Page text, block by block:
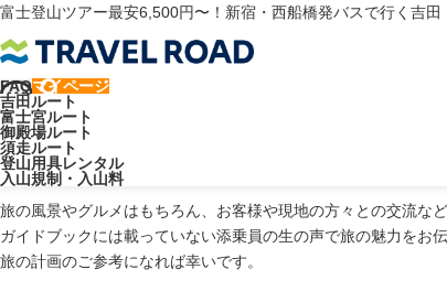
富士登山ツアー最安6,500円〜！新宿・西船橋発バスで行く吉
FAQマイページ
吉田ルート
富士宮ルート
御殿場ルート
須走ルート
登山用具レンタル
入山規制・入山料
トラベルロード
旅の風景やグルメはもちろん、お客様や現地の方々との交流など
ガイドブックには載っていない添乗員の生の声で旅の魅力をお伝
旅の計画のご参考になれば幸いです。